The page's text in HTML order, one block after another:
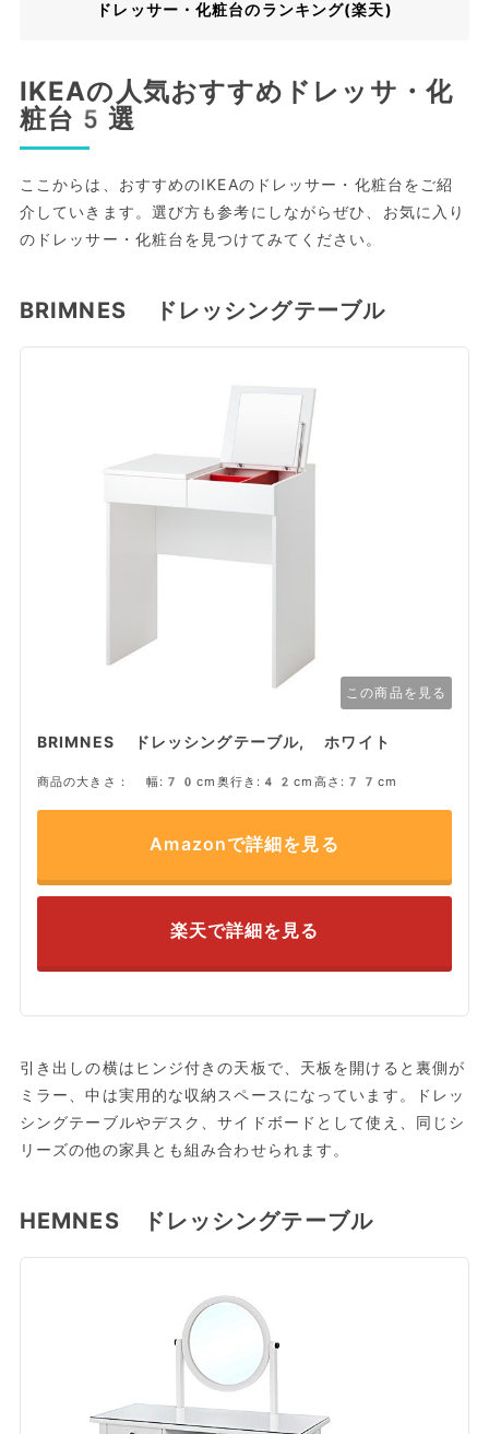
ドレッサー・化粧台のランキング(楽天)
IKEAの人気おすすめドレッサ・化
粧台5選
ここからは、おすすめのIKEAのドレッサー・化粧台をご紹
介していきます。選び方も参考にしながらぜひ、お気に入り
のドレッサー・化粧台を見つけてみてください。
BRIMNES ドレッシングテーブル
この商品を見る
BRIMNES ドレッシングテーブル, ホワイト
商品の大きさ： 幅:70cm奥行き:42cm高さ:77cm
Amazonで詳細を見る
楽天で詳細を見る
引き出しの横はヒンジ付きの天板で、天板を開けると裏側が
ミラー、中は実用的な収納スペースになっています。ドレッ
シングテーブルやデスク、サイドボードとして使え、同じシ
リーズの他の家具とも組み合わせられます。
HEMNES ドレッシングテーブル